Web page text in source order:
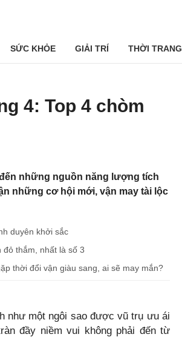
SỨC KHỎE GIẢI TRÍ THỜI TRANG
4: Top 4 chòm
những nguồn năng lượng tích
những cơ hội mới, vận may tài lộc
duyên khởi sắc
thắm, nhất là số 3
thời đổi vận giàu sang, ai sẽ may mắn?
như một ngôi sao được vũ trụ ưu ái
đầy niềm vui không phải đến từ